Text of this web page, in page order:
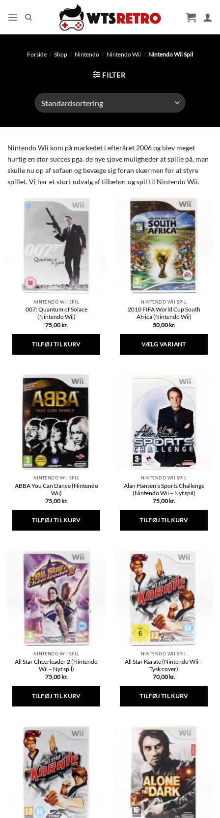
Forside / Shop / Nintendo / Nintendo Wii / Nintendo Wii Spil
FILTER
Nintendo Wii kom på markedet i efteråret 2006 og blev meget
hurtig en stor succes pga. de nye sjove muligheder at spille på, man
skulle nu op af sofaen og bevæge sig foran skærmen for at styre
spillet. Vi har et stort udvalg af tilbehør og spil til Nintendo Wii.
NINTENDO WII SPIL
007: Quantum of Solace
(Nintendo Wii)
75,00 kr.
TILFØJ TIL KURV
NINTENDO WII SPIL
2010 FIFA World Cup South
Africa (Nintendo Wii)
50,00 kr.
VÆLG VARIANT
har
flere
varianter.
Mulighederne
vælges
på
varesiden
NINTENDO WII SPIL
ABBA You Can Dance (Nintendo
Wii)
75,00 kr.
TILFØJ TIL KURV
NINTENDO WII SPIL
Alan Hansen’s Sports Challenge
(Nintendo Wii – Nyt spil)
75,00 kr.
TILFØJ TIL KURV
NINTENDO WII SPIL
All Star Cheerleader 2 (Nintendo
Wii – Nyt spil)
75,00 kr.
TILFØJ TIL KURV
NINTENDO WII SPIL
All Star Karate (Nintendo Wii –
Tysk cover)
70,00 kr.
TILFØJ TIL KURV